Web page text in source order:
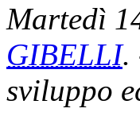
Martedì
GIBELLI.
sviluppo